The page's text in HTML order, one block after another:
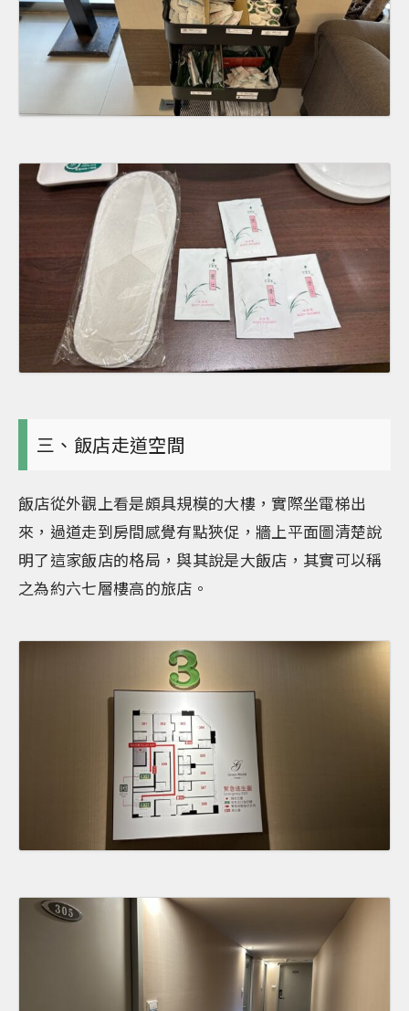
三、飯店走道空間
飯店從外觀上看是頗具規模的大樓，實際坐電梯出
來，過道走到房間感覺有點狹促，牆上平面圖清楚說
明了這家飯店的格局，與其說是大飯店，其實可以稱
之為約六七層樓高的旅店。